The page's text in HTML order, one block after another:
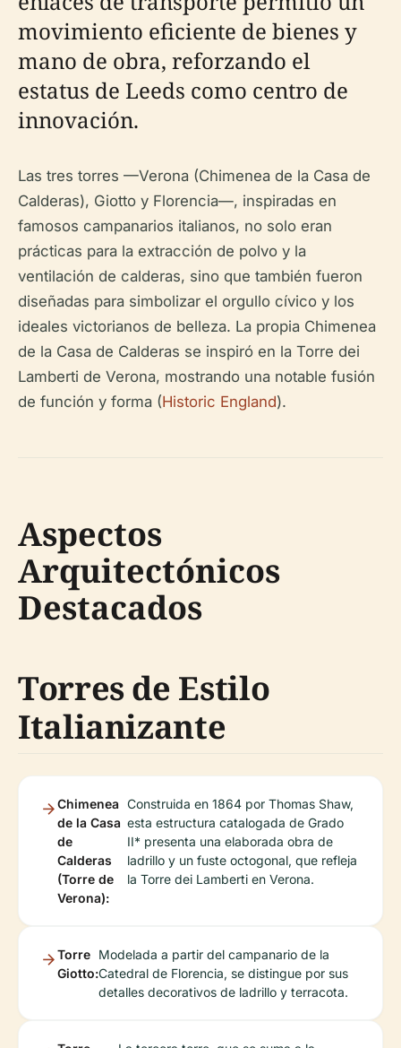
movimiento eficiente de bienes y
mano de obra, reforzando el
estatus de Leeds como centro de
innovación.
Las tres torres —Verona (Chimenea de la Casa de
Calderas), Giotto y Florencia—, inspiradas en
famosos campanarios italianos, no solo eran
prácticas para la extracción de polvo y la
ventilación de calderas, sino que también fueron
diseñadas para simbolizar el orgullo cívico y los
ideales victorianos de belleza. La propia Chimenea
de la Casa de Calderas se inspiró en la Torre dei
Lamberti de Verona, mostrando una notable fusión
de función y forma (Historic England).
Aspectos
Arquitectónicos
Destacados
Torres de Estilo
Italianizante
Chimenea
de la Casa
de
Calderas
(Torre de
Verona):
Construida en 1864 por Thomas Shaw,
esta estructura catalogada de Grado
II* presenta una elaborada obra de
ladrillo y un fuste octogonal, que refleja
la Torre dei Lamberti en Verona.
Torre
Giotto:
Modelada a partir del campanario de la
Catedral de Florencia, se distingue por sus
detalles decorativos de ladrillo y terracota.